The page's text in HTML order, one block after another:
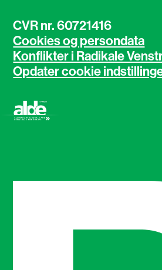
CVR nr. 60721416
Cookies og persondata
Konflikter i Radikale
Opdater cookie